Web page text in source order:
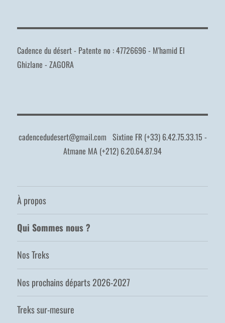
Cadence du désert - Patente no : 47726696 - M'hamid El
Ghizlane - ZAGORA
cadencedudesert@gmail.com Sixtine FR (+33) 6.42.75.33.15 -
Atmane MA (+212) 6.20.64.87.94
À propos
Qui Sommes nous ?
Nos Treks
Nos prochains départs 2026-2027
Treks sur-mesure